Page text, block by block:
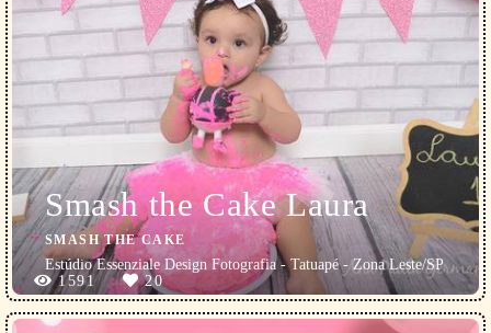
Smash the Cake Laura
SMASH THE CAKE
Estúdio Essenziale Design Fotografia - Tatuapé - Zona Leste/SP
1591
20